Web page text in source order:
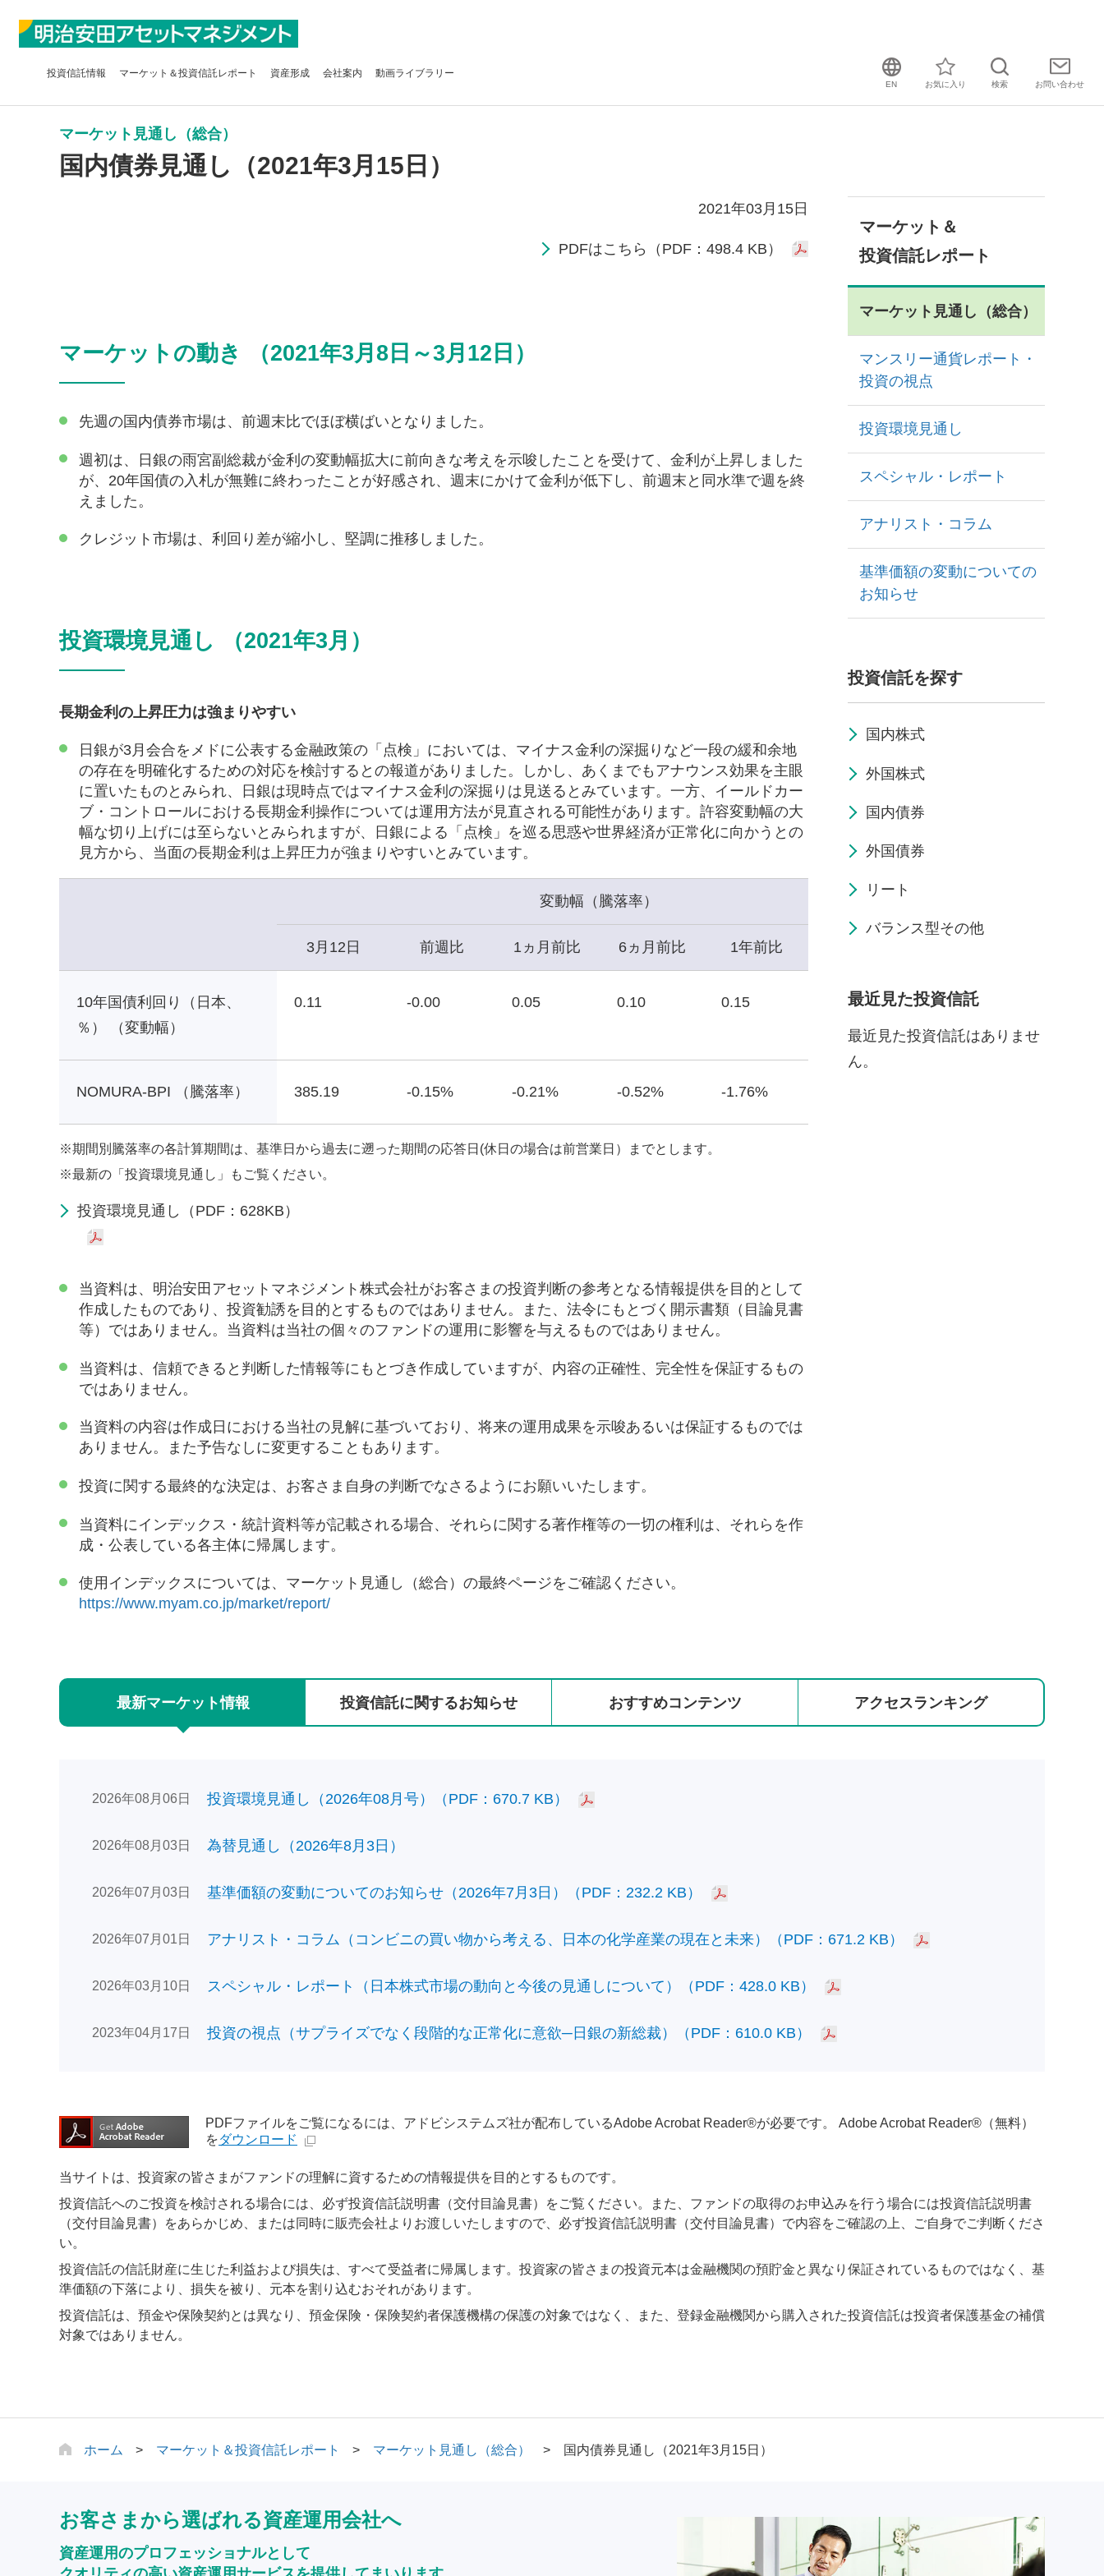
投資信託情報 マーケット＆投資信託レポート 資産形成 会社案内 動画ライブラリー
EN お気に入り 検索 お問い合わせ
マーケット見通し（総合）
国内債券見通し（2021年3月15日）
2021年03月15日
PDFはこちら（PDF：498.4 KB）
マーケットの動き （2021年3月8日～3月12日）
先週の国内債券市場は、前週末比でほぼ横ばいとなりました。
週初は、日銀の雨宮副総裁が金利の変動幅拡大に前向きな考えを示唆したことを受けて、金利が上昇しました
が、20年国債の入札が無難に終わったことが好感され、週末にかけて金利が低下し、前週末と同水準で週を終
えました。
クレジット市場は、利回り差が縮小し、堅調に推移しました。
投資環境見通し （2021年3月）
長期金利の上昇圧力は強まりやすい
日銀が3月会合をメドに公表する金融政策の「点検」においては、マイナス金利の深掘りなど一段の緩和余地
の存在を明確化するための対応を検討するとの報道がありました。しかし、あくまでもアナウンス効果を主眼
に置いたものとみられ、日銀は現時点ではマイナス金利の深掘りは見送るとみています。一方、イールドカー
ブ・コントロールにおける長期金利操作については運用方法が見直される可能性があります。許容変動幅の大
幅な切り上げには至らないとみられますが、日銀による「点検」を巡る思惑や世界経済が正常化に向かうとの
見方から、当面の長期金利は上昇圧力が強まりやすいとみています。
変動幅（騰落率）
3月12日 前週比 1ヵ月前比 6ヵ月前比 1年前比
10年国債利回り（日本、
％） （変動幅）
0.11 -0.00 0.05 0.10 0.15
NOMURA-BPI （騰落率） 385.19 -0.15% -0.21% -0.52% -1.76%
※期間別騰落率の各計算期間は、基準日から過去に遡った期間の応答日(休日の場合は前営業日）までとします。
※最新の「投資環境見通し」もご覧ください。
投資環境見通し（PDF：628KB）
当資料は、明治安田アセットマネジメント株式会社がお客さまの投資判断の参考となる情報提供を目的として
作成したものであり、投資勧誘を目的とするものではありません。また、法令にもとづく開示書類（目論見書
等）ではありません。当資料は当社の個々のファンドの運用に影響を与えるものではありません。
当資料は、信頼できると判断した情報等にもとづき作成していますが、内容の正確性、完全性を保証するもの
ではありません。
当資料の内容は作成日における当社の見解に基づいており、将来の運用成果を示唆あるいは保証するものでは
ありません。また予告なしに変更することもあります。
投資に関する最終的な決定は、お客さま自身の判断でなさるようにお願いいたします。
当資料にインデックス・統計資料等が記載される場合、それらに関する著作権等の一切の権利は、それらを作
成・公表している各主体に帰属します。
使用インデックスについては、マーケット見通し（総合）の最終ページをご確認ください。
https://www.myam.co.jp/market/report/
マーケット＆
投資信託レポート
マーケット見通し（総合）
マンスリー通貨レポート・
投資の視点
投資環境見通し
スペシャル・レポート
アナリスト・コラム
基準価額の変動についての
お知らせ
投資信託を探す
国内株式
外国株式
国内債券
外国債券
リート
バランス型その他
最近見た投資信託
最近見た投資信託はありませ
ん。
最新マーケット情報 投資信託に関するお知らせ おすすめコンテンツ アクセスランキング
2026年08月06日 投資環境見通し（2026年08月号）（PDF：670.7 KB）
2026年08月03日 為替見通し（2026年8月3日）
2026年07月03日 基準価額の変動についてのお知らせ（2026年7月3日）（PDF：232.2 KB）
2026年07月01日 アナリスト・コラム（コンビニの買い物から考える、日本の化学産業の現在と未来）（PDF：671.2 KB）
2026年03月10日 スペシャル・レポート（日本株式市場の動向と今後の見通しについて）（PDF：428.0 KB）
2023年04月17日 投資の視点（サプライズでなく段階的な正常化に意欲─日銀の新総裁）（PDF：610.0 KB）
PDFファイルをご覧になるには、アドビシステムズ社が配布しているAdobe Acrobat Reader®が必要です。 Adobe Acrobat Reader®（無料）
をダウンロード
当サイトは、投資家の皆さまがファンドの理解に資するための情報提供を目的とするものです。
投資信託へのご投資を検討される場合には、必ず投資信託説明書（交付目論見書）をご覧ください。また、ファンドの取得のお申込みを行う場合には投資信託説明書
（交付目論見書）をあらかじめ、または同時に販売会社よりお渡しいたしますので、必ず投資信託説明書（交付目論見書）で内容をご確認の上、ご自身でご判断くださ
い。
投資信託の信託財産に生じた利益および損失は、すべて受益者に帰属します。投資家の皆さまの投資元本は金融機関の預貯金と異なり保証されているものではなく、基
準価額の下落により、損失を被り、元本を割り込むおそれがあります。
投資信託は、預金や保険契約とは異なり、預金保険・保険契約者保護機構の保護の対象ではなく、また、登録金融機関から購入された投資信託は投資者保護基金の補償
対象ではありません。
ホーム マーケット＆投資信託レポート マーケット見通し（総合） 国内債券見通し（2021年3月15日）
お客さまから選ばれる資産運用会社へ
資産運用のプロフェッショナルとして